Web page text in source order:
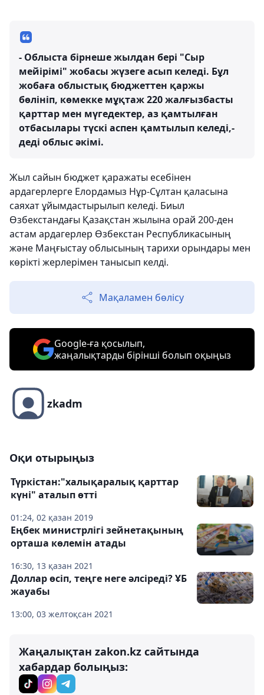
- Облыста бірнеше жылдан бері "Сыр
мейірімі" жобасы жүзеге асып келеді. Бұл
жобаға облыстық бюджеттен қаржы
бөлініп, көмекке мұқтаж 220 жалғызбасты
қарттар мен мүгедектер, аз қамтылған
отбасылары түскі аспен қамтылып келеді,-
деді облыс әкімі.
Жыл сайын бюджет қаражаты есебінен
ардагерлерге Елордамыз Нұр-Сұлтан қаласына
саяхат ұйымдастырылып келеді. Биыл
Өзбекстандағы Қазақстан жылына орай 200-ден
астам ардагерлер Өзбекстан Республикасының
және Маңғыстау облысының тарихи орындары мен
көрікті жерлерімен танысып келді.
Мақаламен бөлісу
Google-ға қосылып,
жаңалықтарды бірінші болып оқыңыз
zkadm
Оқи отырыңыз
01:24, 02 қазан 2019
Түркістан:"халықаралық қарттар
күні" аталып өтті
16:30, 13 қазан 2021
Еңбек министрлігі зейнетақының
орташа көлемін атады
13:00, 03 желтоқсан 2021
Доллар өсіп, теңге неге әлсіреді? ҰБ
жауабы
Жаңалықтан zakon.kz сайтында
хабардар болыңыз: